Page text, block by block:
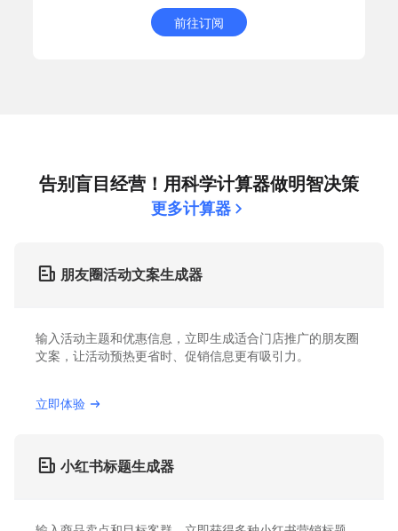
前往订阅
告别盲目经营！用科学计算器做明智决策
更多计算器
朋友圈活动文案生成器
输入活动主题和优惠信息，立即生成适合门店推广的朋友圈
文案，让活动预热更省时、促销信息更有吸引力。
立即体验
小红书标题生成器